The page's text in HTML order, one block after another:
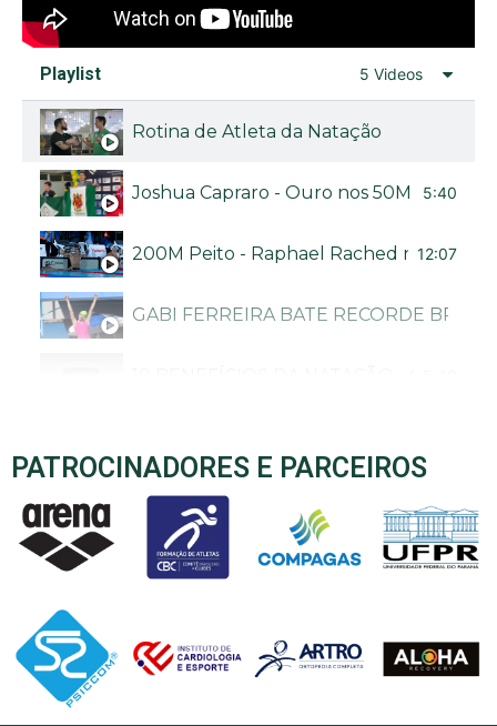
Playlist 5 Videos
Rotina de Atleta da Natação
Joshua Capraro - Ouro nos 50M livre no
5:40
200M Peito - Raphael Rached no Troféu
12:07
GABI FERREIRA BATE RECORDE
PATROCINADORES E PARCEIROS